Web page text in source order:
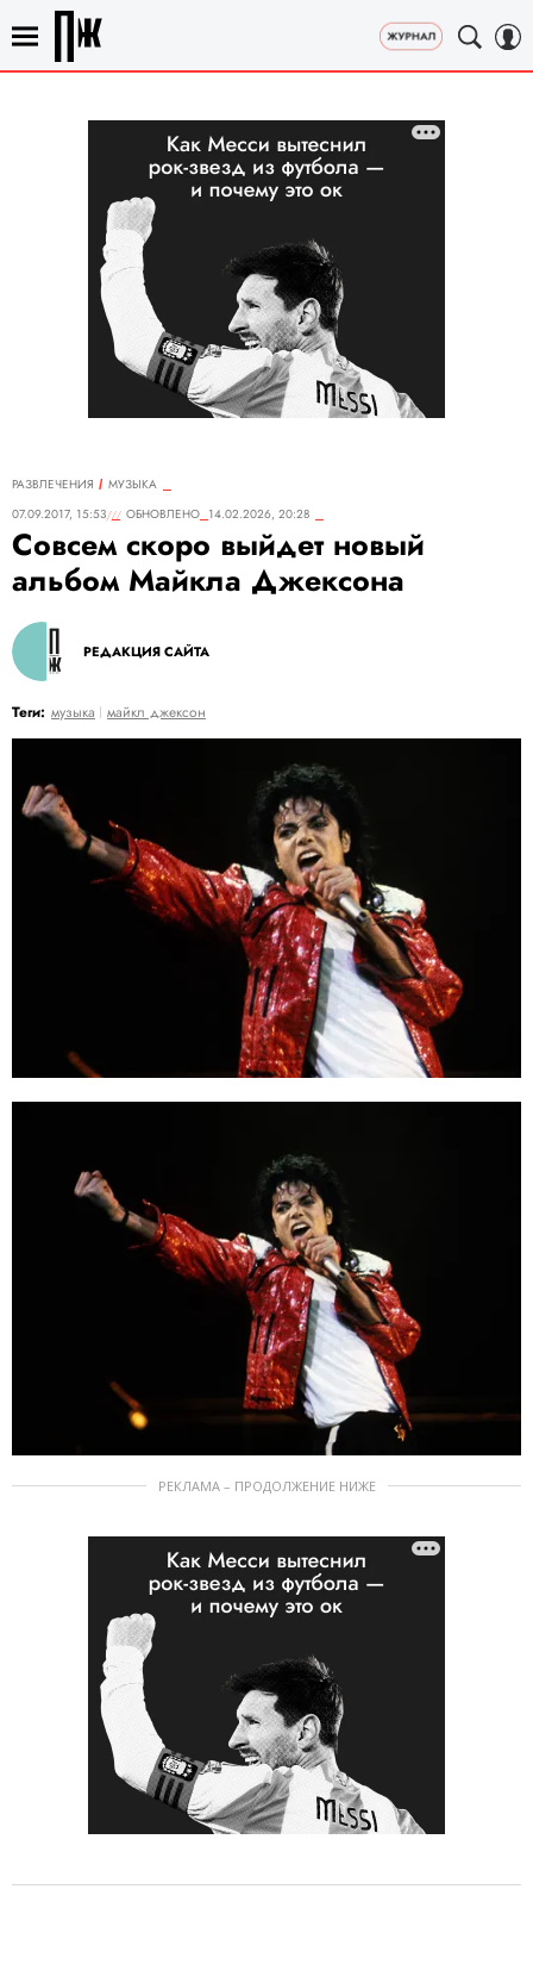
РАЗВЛЕЧЕНИЯ
MУЗЫКА
07.09.2017, 15:53
ОБНОВЛЕНО 14.02.2026, 20:28
Совсем скоро выйдет новый
альбом Майкла Джексона
РЕДАКЦИЯ САЙТА
Теги: музыка майкл джексон
РЕКЛАМА – ПРОДОЛЖЕНИЕ НИЖЕ